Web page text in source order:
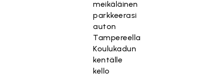
meikäläinen
parkkeerasi
auton
Tampereella
Koulukadun
kentälle
kello